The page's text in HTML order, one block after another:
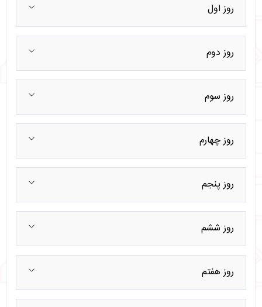
روز اول
روز دوم
روز سوم
روز چهارم
روز پنجم
روز ششم
روز هفتم